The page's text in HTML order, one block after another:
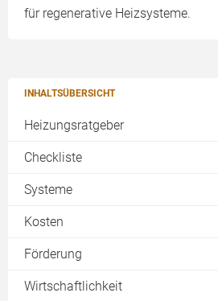
INHALTSÜBERSICHT
Heizungsratgeber
Checkliste
Planung
Abnahme
Wartung
Systeme
Warmwasser mit Solar erzeugen
Kosten
Förderung
Wirtschaftlichkeit
für regenerative Heizsysteme.